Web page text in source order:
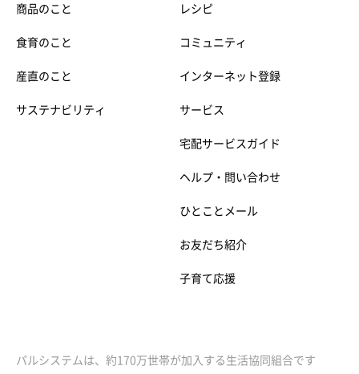
商品のこと
食育のこと
産直のこと
サステナビリティ
レシピ
コミュニティ
インターネット登録
サービス
宅配サービスガイド
ヘルプ・問い合わせ
ひとことメール
お友だち紹介
子育て応援
パルシステムは、約170万世帯が加入する生活協同組合です